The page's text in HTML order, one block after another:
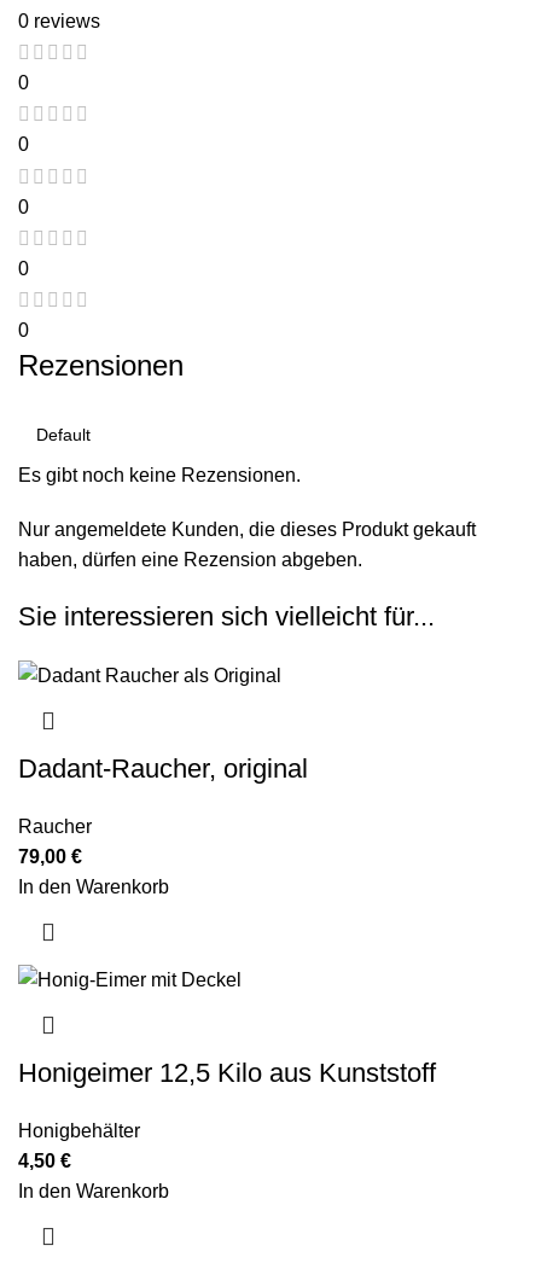
0 reviews
0
0
0
0
0
Rezensionen
Es gibt noch keine Rezensionen.
Nur angemeldete Kunden, die dieses Produkt gekauft
haben, dürfen eine Rezension abgeben.
Sie interessieren sich vielleicht für...
Dadant-Raucher, original
Raucher
79,00 €
In den Warenkorb
Honigeimer 12,5 Kilo aus Kunststoff
Honigbehälter
4,50 €
In den Warenkorb